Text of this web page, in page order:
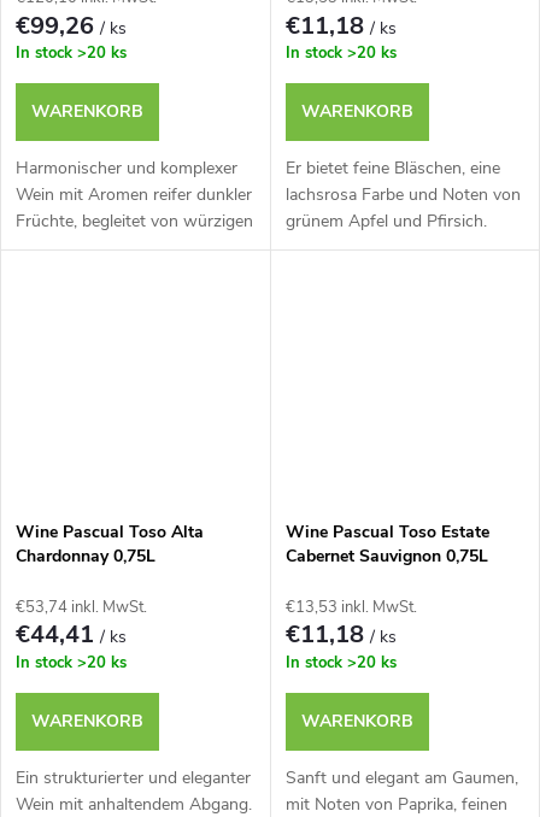
€99,26/ ks
In stock >20 ks
WARENKORB
Harmonischer und komplexer
Wein mit Aromen reifer dunkler
Früchte, begleitet von würzigen
Noten.
€11,18/ ks
In stock >20 ks
WARENKORB
Er bietet feine Bläschen, eine
lachsrosa Farbe und Noten von
grünem Apfel und Pfirsich.
Wine Pascual Toso Alta
Chardonnay 0,75L
€53,74 inkl. MwSt.
€44,41/ ks
In stock >20 ks
WARENKORB
Ein strukturierter und eleganter
Wein mit anhaltendem Abgang.
Wine Pascual Toso Estate
Cabernet Sauvignon 0,75L
€13,53 inkl. MwSt.
€11,18/ ks
In stock >20 ks
WARENKORB
Sanft und elegant am Gaumen,
mit Noten von Paprika, feinen